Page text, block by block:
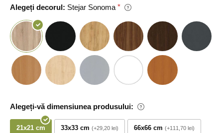
Alegeți decorul: Stejar Sonoma
Alegeți-vă dimensiunea produsului:
21x21 cm 33x33 cm +29,20 lei 66x66 cm +111,70 lei